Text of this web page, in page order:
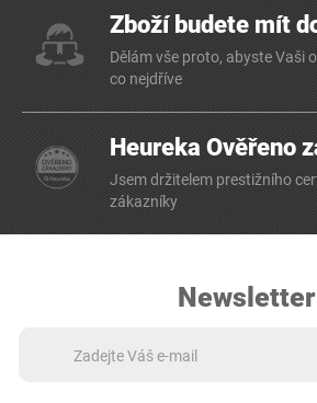
Zboží budete mít
Dělám vše proto, abyste Vaši
co nejdříve
Heureka Ověřeno
Jsem držitelem prestižního
zákazníky
Newsletter